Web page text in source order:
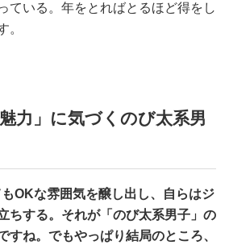
ている。年をとればとるほど得をし
。
力」に気づくのび太系男
OKな雰囲気を醸し出し、自らはジ
ちする。それが「のび太系男子」の
すね。でもやっぱり結局のところ、